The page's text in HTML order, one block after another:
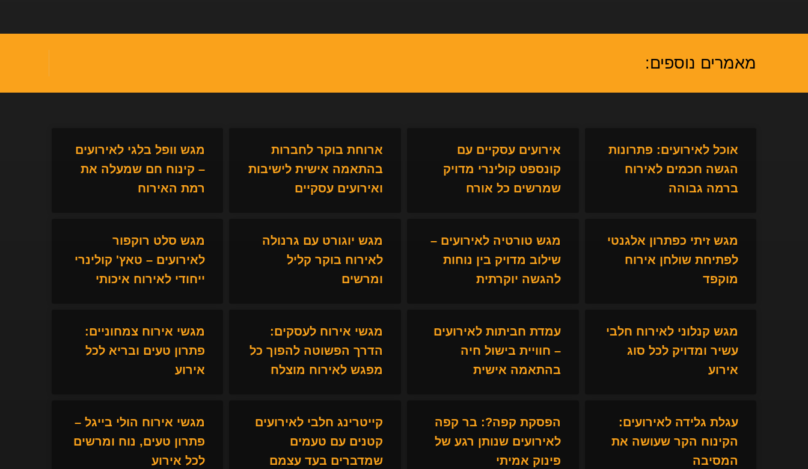
מאמרים נוספים:
אוכל לאירועים: פתרונות
הגשה חכמים לאירוח
ברמה גבוהה
אירועים עסקיים עם
קונספט קולינרי מדויק
שמרשים כל אורח
ארוחת בוקר לחברות
בהתאמה אישית לישיבות
ואירועים עסקיים
מגש וופל בלגי לאירועים
– קינוח חם שמעלה את
רמת האירוח
מגש זיתי כפתרון אלגנטי
לפתיחת שולחן אירוח
מוקפד
מגש טורטיה לאירועים –
שילוב מדויק בין נוחות
להגשה יוקרתית
מגש יוגורט עם גרנולה
לאירוח בוקר קליל
ומרשים
מגש סלט רוקפור
לאירועים – טאץ' קולינרי
ייחודי לאירוח איכותי
מגש קנלוני לאירוח חלבי
עשיר ומדויק לכל סוג
אירוע
עמדת חביתות לאירועים
– חוויית בישול חיה
בהתאמה אישית
מגשי אירוח לעסקים:
הדרך הפשוטה להפוך כל
מפגש לאירוח מוצלח
מגשי אירוח צמחוניים:
פתרון טעים ובריא לכל
אירוע
עגלת גלידה לאירועים:
הקינוח הקר שעושה את
המסיבה
הפסקת קפה?: בר קפה
לאירועים שנותן רגע של
פינוק אמיתי
קייטרינג חלבי לאירועים
קטנים עם טעמים
שמדברים בעד עצמם
מגשי אירוח הולי בייגל –
פתרון טעים, נוח ומרשים
לכל אירוע